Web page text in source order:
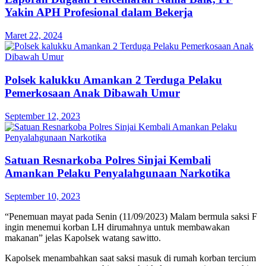
Yakin APH Profesional dalam Bekerja
Maret 22, 2024
Polsek kalukku Amankan 2 Terduga Pelaku
Pemerkosaan Anak Dibawah Umur
September 12, 2023
Satuan Resnarkoba Polres Sinjai Kembali
Amankan Pelaku Penyalahgunaan Narkotika
September 10, 2023
“Penemuan mayat pada Senin (11/09/2023) Malam bermula saksi F
ingin menemui korban LH dirumahnya untuk membawakan
makanan” jelas Kapolsek watang sawitto.
Kapolsek menambahkan saat saksi masuk di rumah korban tercium